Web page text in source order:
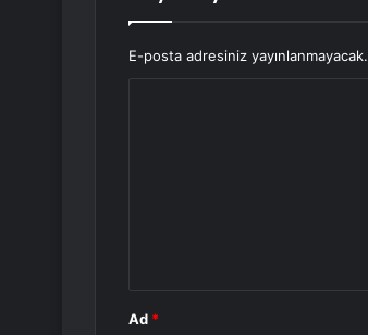
E-posta adresiniz yayınlanmayacak.
Ad *